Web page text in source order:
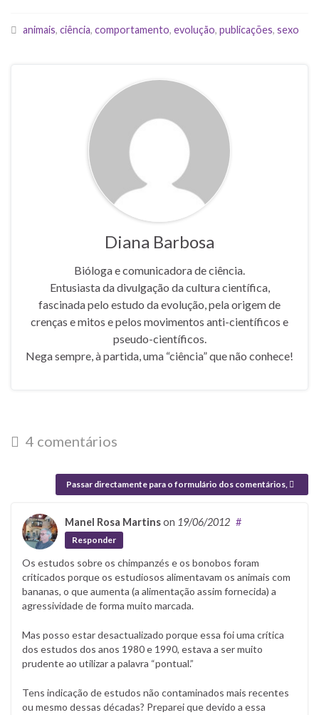
animais, ciência, comportamento, evolução, publicações, sexo
Diana Barbosa
Bióloga e comunicadora de ciência.
Entusiasta da divulgação da cultura científica,
fascinada pelo estudo da evolução, pela origem de
crenças e mitos e pelos movimentos anti-científicos e
pseudo-científicos.
Nega sempre, à partida, uma “ciência” que não conhece!
4 comentários
Passar directamente para o formulário dos comentários,
Manel Rosa Martinson 19/06/2012 #
Responder
Os estudos sobre os chimpanzés e os bonobos foram
criticados porque os estudiosos alimentavam os animais com
bananas, o que aumenta (a alimentação assim fornecida) a
agressividade de forma muito marcada.
Mas posso estar desactualizado porque essa foi uma crítica
dos estudos dos anos 1980 e 1990, estava a ser muito
prudente ao utilizar a palavra “pontual.”
Tens indicação de estudos não contaminados mais recentes
ou mesmo dessas décadas? Preparei que devido a essa